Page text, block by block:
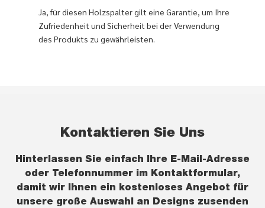
Ja, für diesen Holzspalter gilt eine Garantie, um Ihre
Zufriedenheit und Sicherheit bei der Verwendung
des Produkts zu gewährleisten.
Kontaktieren Sie Uns
Hinterlassen Sie einfach Ihre E-Mail-Adresse
oder Telefonnummer im Kontaktformular,
damit wir Ihnen ein kostenloses Angebot für
unsere große Auswahl an Designs zusenden